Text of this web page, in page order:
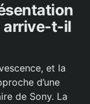
arrive-t-il
et la
d’une
de Sony. La